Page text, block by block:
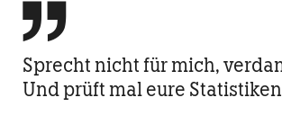

Sprecht nicht für mich,
Und prüft mal eure